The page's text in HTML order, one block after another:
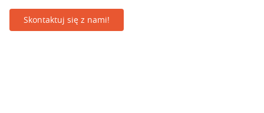
Skontaktuj się z nami!